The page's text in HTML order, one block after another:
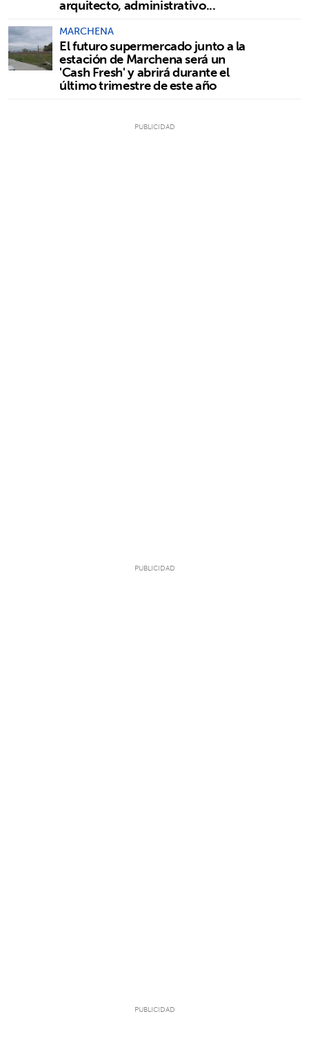
arquitecto, administrativo...
MARCHENA
El futuro supermercado junto a la
estación de Marchena será un
'Cash Fresh' y abrirá durante el
último trimestre de este año